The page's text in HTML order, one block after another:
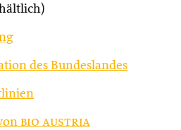
des Bundeslandes
bio austria